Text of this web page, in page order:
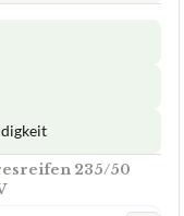
235/50